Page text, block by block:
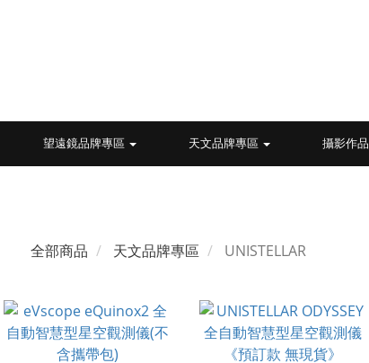
望遠鏡品牌專區 天文品牌專區 攝影作品
全部商品 天文品牌專區 UNISTELLAR